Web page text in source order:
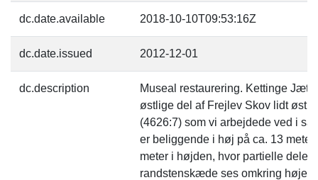
dc.date.available 2018-10-10T09:53:16Z
dc.date.issued 2012-12-01
dc.description
Museal restaurering. Kettinge
østlige del af Frejlev Skov lidt øst
(4626:7) som vi arbejdede ved i
er beliggende i høj på ca. 13 meter
meter i højden, hvor partielle dele
randstenskæde ses omkring